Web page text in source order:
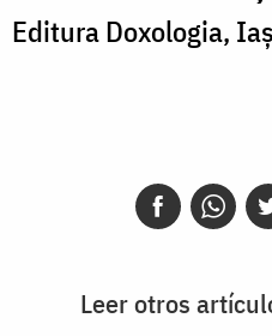
Editura Doxologia,
Leer otros